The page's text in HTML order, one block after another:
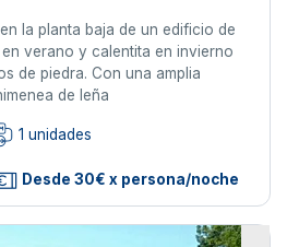
la planta baja de un edificio de
verano y calentita en invierno
de piedra. Con una amplia
de leña
1 unidades
Desde 30€ x persona/noche